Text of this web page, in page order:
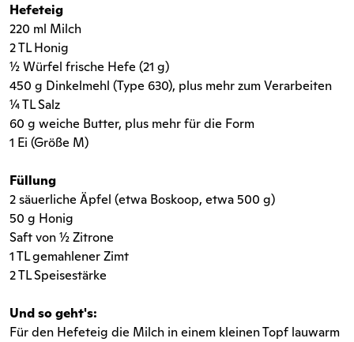
Hefeteig
220 ml Milch
2 TL Honig
½ Würfel frische Hefe (21 g)
450 g Dinkelmehl (Type 630), plus mehr zum Verarbeiten
¼ TL Salz
60 g weiche Butter, plus mehr für die Form
1 Ei (Größe M)
Füllung
2 säuerliche Äpfel (etwa Boskoop, etwa 500 g)
50 g Honig
Saft von ½ Zitrone
1 TL gemahlener Zimt
2 TL Speisestärke
Und so geht's:
Für den Hefeteig die Milch in einem kleinen Topf lauwarm